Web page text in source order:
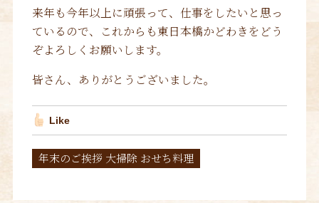
来年も今年以上に頑張って、仕事をしたいと思っ
ているので、これからも東日本橋かどわきをどう
ぞよろしくお願いします。
皆さん、ありがとうございました。
Like
年末のご挨拶 大掃除 おせち料理